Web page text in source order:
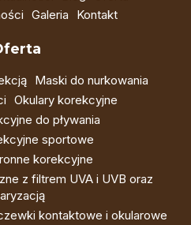
Galeria Kontakt
Maski do nurkowania
Okulary korekcyjne
do pływania
sportowe
korekcyjne
z filtrem UVA i UVB oraz
kontaktowe i okularowe